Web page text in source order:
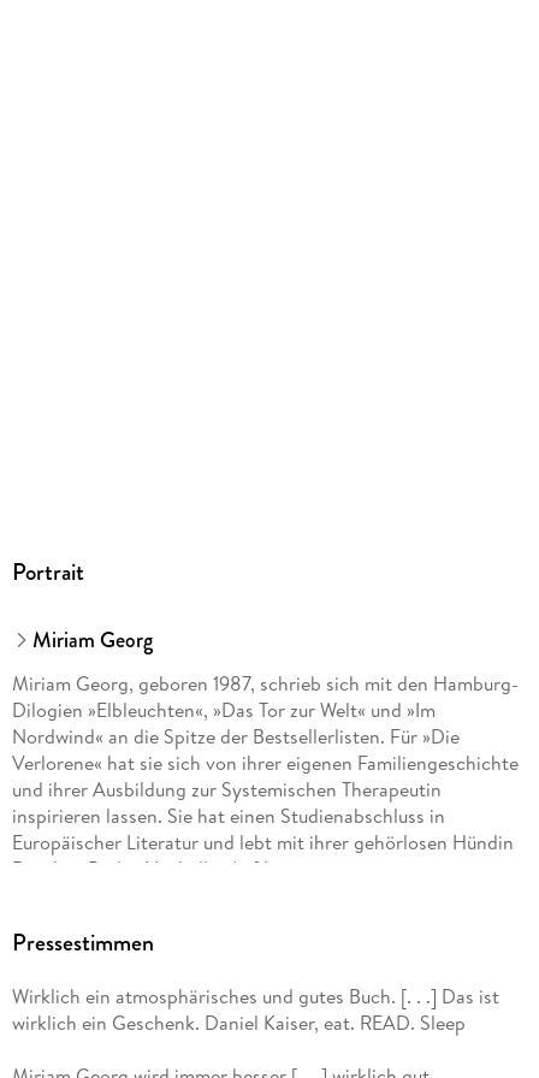
Portrait
Miriam Georg
Miriam Georg, geboren 1987, schrieb sich mit den Hamburg-
Dilogien »Elbleuchten«, »Das Tor zur Welt« und »Im
Nordwind« an die Spitze der Bestsellerlisten. Für »Die
Verlorene« hat sie sich von ihrer eigenen Familiengeschichte
und ihrer Ausbildung zur Systemischen Therapeutin
inspirieren lassen. Sie hat einen Studienabschluss in
Europäischer Literatur und lebt mit ihrer gehörlosen Hündin
Rosali in Berlin-Neukölln. Auf Instagram ist sie unter
Pressestimmen
Wirklich ein atmosphärisches und gutes Buch. [. . .] Das ist
wirklich ein Geschenk. Daniel Kaiser, eat. READ. Sleep